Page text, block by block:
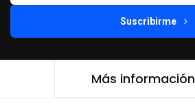
Suscribirme
Más información